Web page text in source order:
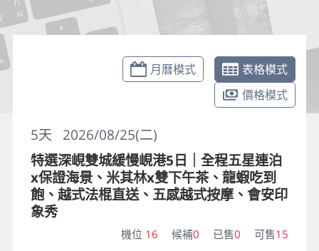
月曆模式
表格模式
價格模式
2026/08/25(二)
5天
特選深峴雙城緩慢峴港5日｜全程五星連泊
x保證海景、米其林x雙下午茶、龍蝦吃到
飽、越式法棍直送、五感越式按摩、會安印
象秀
機位 16 候補0 已售0 可售15